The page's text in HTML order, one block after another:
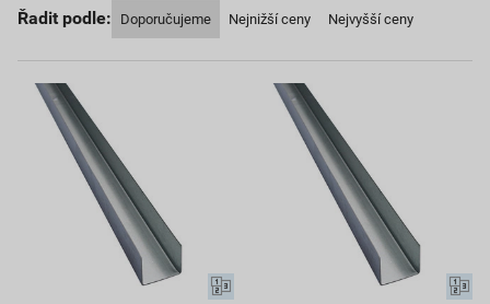
Řadit podle: Doporučujeme Nejnižší ceny Nejvyšší ceny